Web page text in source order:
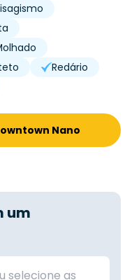
Redário
Nano
um